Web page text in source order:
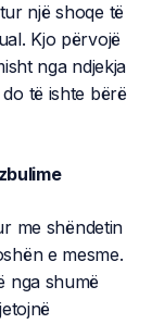
një shoqe të
Kjo përvojë
nga ndjekja
do të ishte bërë
me shëndetin
e mesme.
nga shumë